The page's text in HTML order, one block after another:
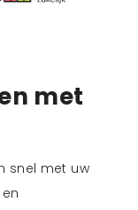
met
snel met uw